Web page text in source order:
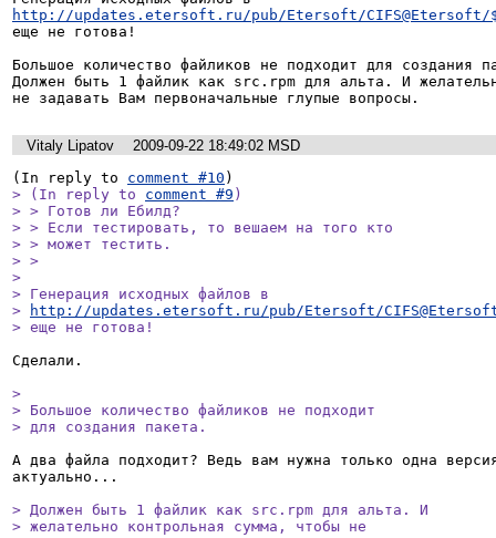
http://updates.etersoft.ru/pub/Etersoft/
еще не готова!
Большое количество файликов не подходит для создания
Должен быть 1 файлик как src.rpm для альта. И
не задавать Вам первоначальные глупые вопросы.
Vitaly Lipatov
2009-09-22 18:49:02 MSD
(In reply to comment #10
> (In reply to comment #9 )
> > Готов ли Ебилд?
> > Если тестировать, то вешаем на того кто
> > может тестить.
> >
>
> Генерация исходных файлов в
>
http://updates.etersoft.ru/pub/Etersoft/
> еще не готова!
Сделали.
>
> Большое количество файликов не подходит
> для создания пакета.
А два файла подходит? Ведь вам нужна только одна
актуально...
> Должен быть 1 файлик как src.rpm для альта. И
> желательно контрольная сумма, чтобы не